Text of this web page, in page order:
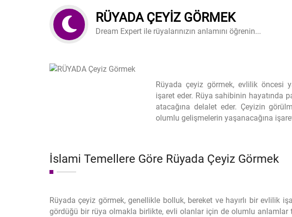
RÜYADA ÇEYIZ GÖRMEK
Dream Expert ile rüyalarınızın anlamını öğrenin...
Rüyada çeyiz görmek, evlilik öncesi
işaret eder. Rüya sahibinin hayatında
atacağına delalet eder. Çeyizin
olumlu gelişmelerin yaşanacağına
İslami Temellere Göre Rüyada Çeyiz Görmek
Rüyada çeyiz görmek, genellikle bolluk, bereket ve hayırlı bir evlilik
gördüğü bir rüya olmakla birlikte, evli olanlar için de olumlu anlamlar